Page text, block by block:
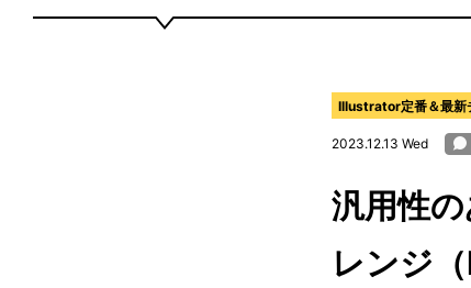
Illustrator定番＆最新
2023.12.13 Wed
汎用性
レンジ